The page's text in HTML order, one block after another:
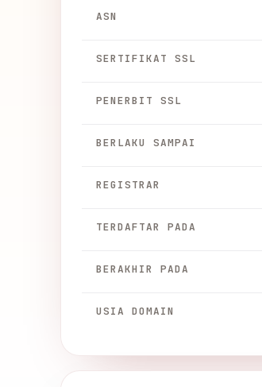
ASN
SERTIFIKAT SSL
PENERBIT SSL
BERLAKU SAMPAI
REGISTRAR
TERDAFTAR PADA
BERAKHIR PADA
USIA DOMAIN